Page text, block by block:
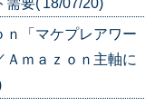
「マケプレアワー
Ａｍａｚｏｎ主軸に